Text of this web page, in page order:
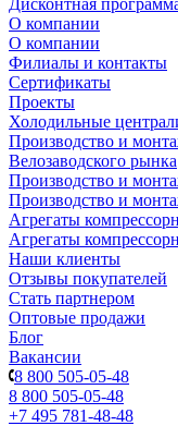
Дисконтная
О компании
О компании
Филиалы и контакты
Сертификаты
Проекты
Холодильные
Производство и
Велозаводского рынка
Производство и
Производство и
Агрегаты
Агрегаты
Наши клиенты
Отзывы покупателей
Стать партнером
Оптовые продажи
Блог
Вакансии
8 800 505-05-48
8 800 505-05-48
+7 495 781-48-48